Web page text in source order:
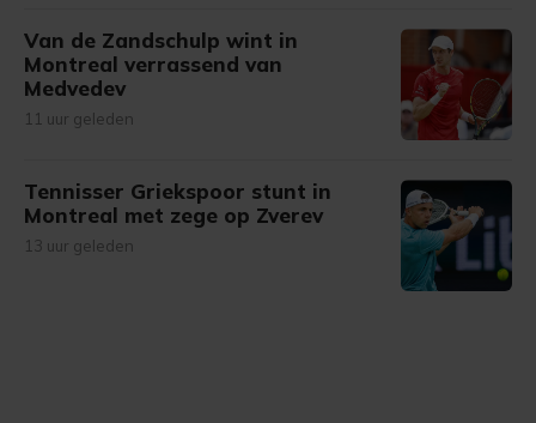
Van de Zandschulp wint in
Montreal verrassend van
Medvedev
11 uur geleden
Tennisser Griekspoor stunt in
Montreal met zege op Zverev
13 uur geleden